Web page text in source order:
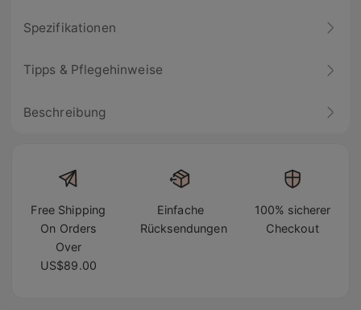
Spezifikationen
Tipps & Pflegehinweise
Beschreibung
Free Shipping
On Orders
Over
US$89.00
Einfache
Rücksendungen
100% sicherer
Checkout